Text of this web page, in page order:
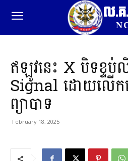
ល.គ
ឥឡូវនេះ X បិទខ្ទ
Signal ដោយលើក
ព្យាបាទ
February 18, 2025